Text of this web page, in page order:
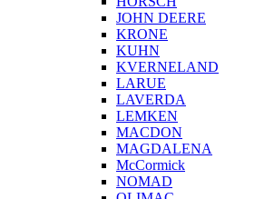
JOHN DEERE
KRONE
KUHN
KVERNELAND
LARUE
LAVERDA
LEMKEN
MACDON
MAGDALENA
McCormick
NOMAD